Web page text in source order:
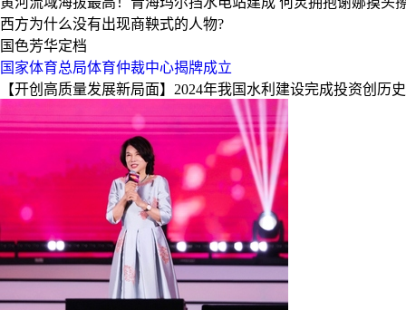
西方为什么没有出现商鞅式的人物?
国色芳华定档
国家体育总局体育仲裁中心揭牌成立
【开创高质量发展新局面】2024年我国水利建设完成投资创历